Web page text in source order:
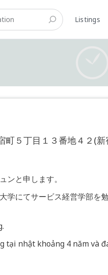
Listings
町５丁目１３番地４２(
ンと申します。
学にてサービス経営学部を勉
nhật khoảng 4 năm và